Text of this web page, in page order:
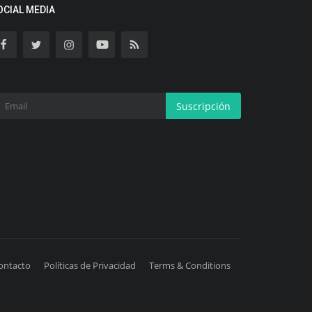
MEDIA
Suscripción
Políticas de Privacidad Terms & Conditions